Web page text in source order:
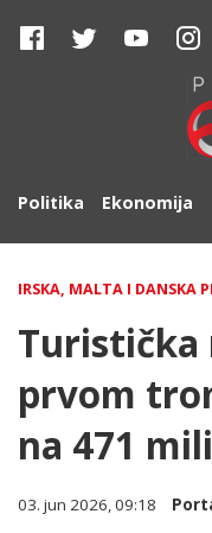
Politika Ekonomija
IRSKA, MALTA I DANSKA
Turistička
prvom
na 471
03. jun 2026, 09:18